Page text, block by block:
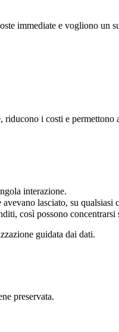
immediate e vogliono un
i costi e
interazione.
lasciato, su qualsiasi
così possono concentrarsi
guidata dai dati.
preservata.